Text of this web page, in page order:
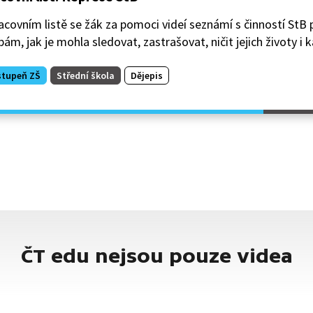
listě se žák za pomoci videí seznámí s činností
jak je mohla sledovat, zastrašovat, ničit jejich životy i
ZŠ Střední škola Dějepis
ČT edu nejsou pouze videa